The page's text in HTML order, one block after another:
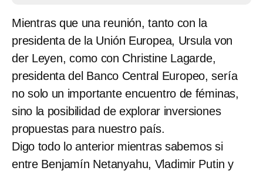
Mientras que una reunión, tanto con la
presidenta de la Unión Europea, Ursula von
der Leyen, como con Christine Lagarde,
presidenta del Banco Central Europeo, sería
no solo un importante encuentro de féminas,
sino la posibilidad de explorar inversiones
propuestas para nuestro país.
Digo todo lo anterior mientras sabemos si
entre Benjamín Netanyahu, Vladimir Putin y